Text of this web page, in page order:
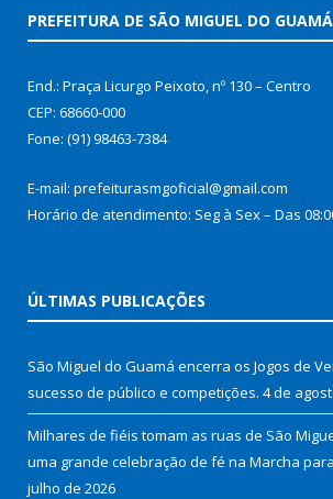
PREFEITURA DE SÃO MIGUEL DO GUAMÁ
End.: Praça Licurgo Peixoto, nº 130 – Centro
CEP: 68660-000
Fone: (91) 98463-7384
E-mail: prefeiturasmgoficial@gmail.com
Horário de atendimento: Seg à Sex – Das
ÚLTIMAS PUBLICAÇÕES
São Miguel do Guamá encerra os Jogos de
sucesso de público e competições. 4 de
Milhares de fiéis tomam as ruas de São
uma grande celebração de fé na Marcha para
julho de 2026